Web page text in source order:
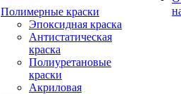
Полимерные краски
Эпоксидная краска
Антистатическая
краска
Полиуретановые
краски
Акриловая